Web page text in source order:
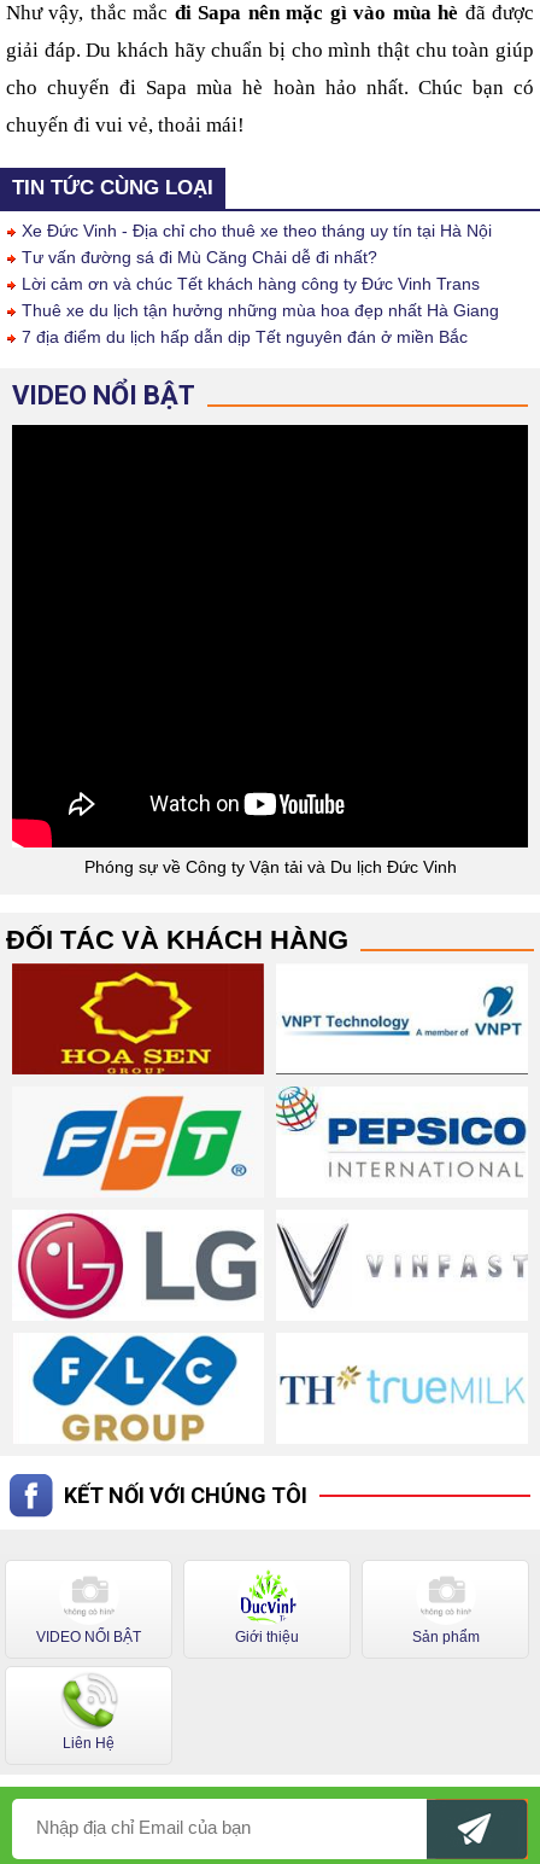
Như vậy, thắc mắc đi Sapa nên mặc gì vào mùa hè đã được
giải đáp. Du khách hãy chuẩn bị cho mình thật chu toàn giúp
cho chuyến đi Sapa mùa hè hoàn hảo nhất. Chúc bạn có
chuyến đi vui vẻ, thoải mái!
TIN TỨC CÙNG LOẠI
Xe Đức Vinh - Địa chỉ cho thuê xe theo tháng uy tín tại Hà Nội
Tư vấn đường sá đi Mù Căng Chải dễ đi nhất?
Lời cảm ơn và chúc Tết khách hàng công ty Đức Vinh Trans
Thuê xe du lịch tận hưởng những mùa hoa đẹp nhất Hà Giang
7 địa điểm du lịch hấp dẫn dịp Tết nguyên đán ở miền Bắc
VIDEO NỔI BẬT
Phóng sự về Công ty Vận tải và Du lịch Đức Vinh
ĐỐI TÁC VÀ KHÁCH HÀNG
KẾT NỐI VỚI CHÚNG TÔI
VIDEO NỔI BẬT Giới thiệu Sản phẩm
Liên Hệ